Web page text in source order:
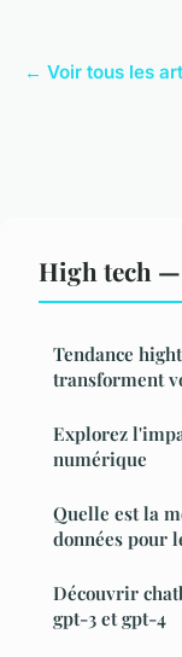
← Voir tous les
High tech —
Tendance
transforment
Explorez
numérique
Quelle est la
données pour
Découvrir
gpt-3 et gpt-4